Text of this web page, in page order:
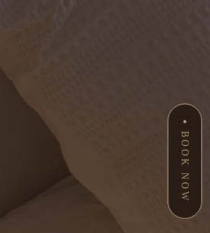
BOOK NOW